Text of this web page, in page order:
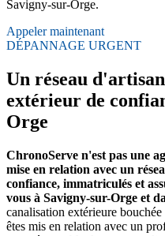
Savigny-sur-Orge.
Appeler maintenant
DÉPANNAGE URGENT
Un réseau
extérieur de
Orge
ChronoServe n'est pas une
mise en relation avec un
confiance, immatriculés et
vous à Savigny-sur-Orge et
canalisation extérieure
êtes mis en relation avec un